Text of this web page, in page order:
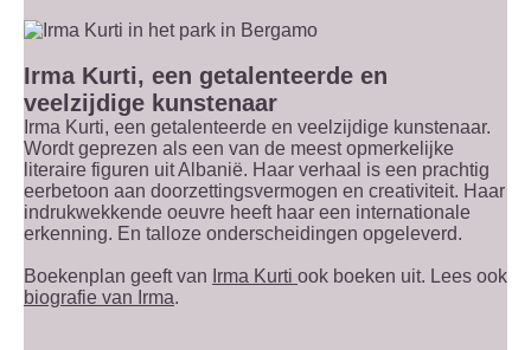
Irma Kurti, een getalenteerde en
veelzijdige kunstenaar
Irma Kurti, een getalenteerde en veelzijdige kunstenaar.
Wordt geprezen als een van de meest opmerkelijke
literaire figuren uit Albanië. Haar verhaal is een prachtig
eerbetoon aan doorzettingsvermogen en creativiteit. Haar
indrukwekkende oeuvre heeft haar een internationale
erkenning. En talloze onderscheidingen opgeleverd.
Boekenplan geeft van Irma Kurti ook boeken uit. Lees ook
biografie van Irma.